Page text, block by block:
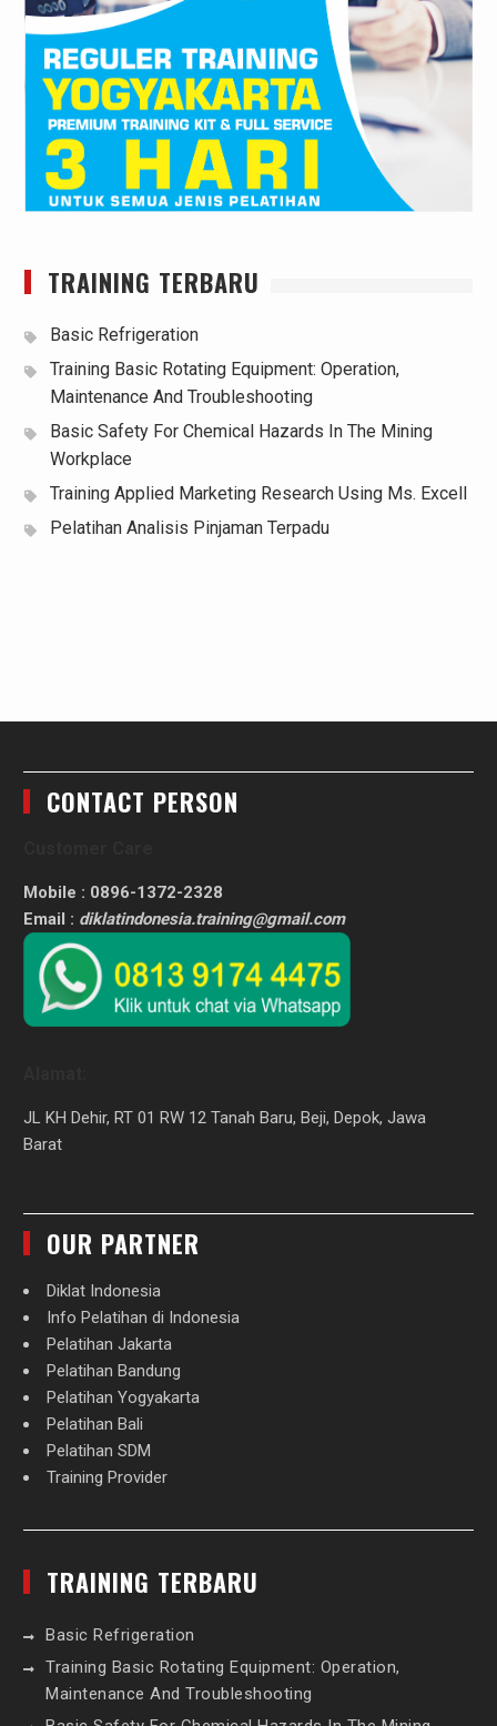
TRAINING TERBARU
Basic Refrigeration
Training Basic Rotating Equipment: Operation,
Maintenance And Troubleshooting
Basic Safety For Chemical Hazards In The Mining
Workplace
Training Applied Marketing Research Using Ms. Excell
Pelatihan Analisis Pinjaman Terpadu
CONTACT PERSON
Mobile : 0896-1372-2328
Email : diklatindonesia.training@gmail.com
JL KH Dehir, RT 01 RW 12 Tanah Baru, Beji, Depok, Jawa
Barat
OUR PARTNER
Diklat Indonesia
Info Pelatihan di Indonesia
Pelatihan Jakarta
Pelatihan Bandung
Pelatihan Yogyakarta
Pelatihan Bali
Pelatihan SDM
Training Provider
TRAINING TERBARU
Basic Refrigeration
Training Basic Rotating Equipment: Operation,
Maintenance And Troubleshooting